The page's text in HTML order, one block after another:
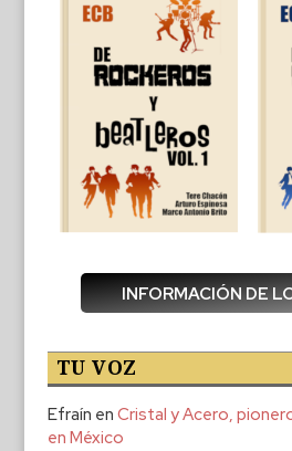
INFORMACIÓN DE
TU VOZ
Efraín en Cristal y Acero,
en México